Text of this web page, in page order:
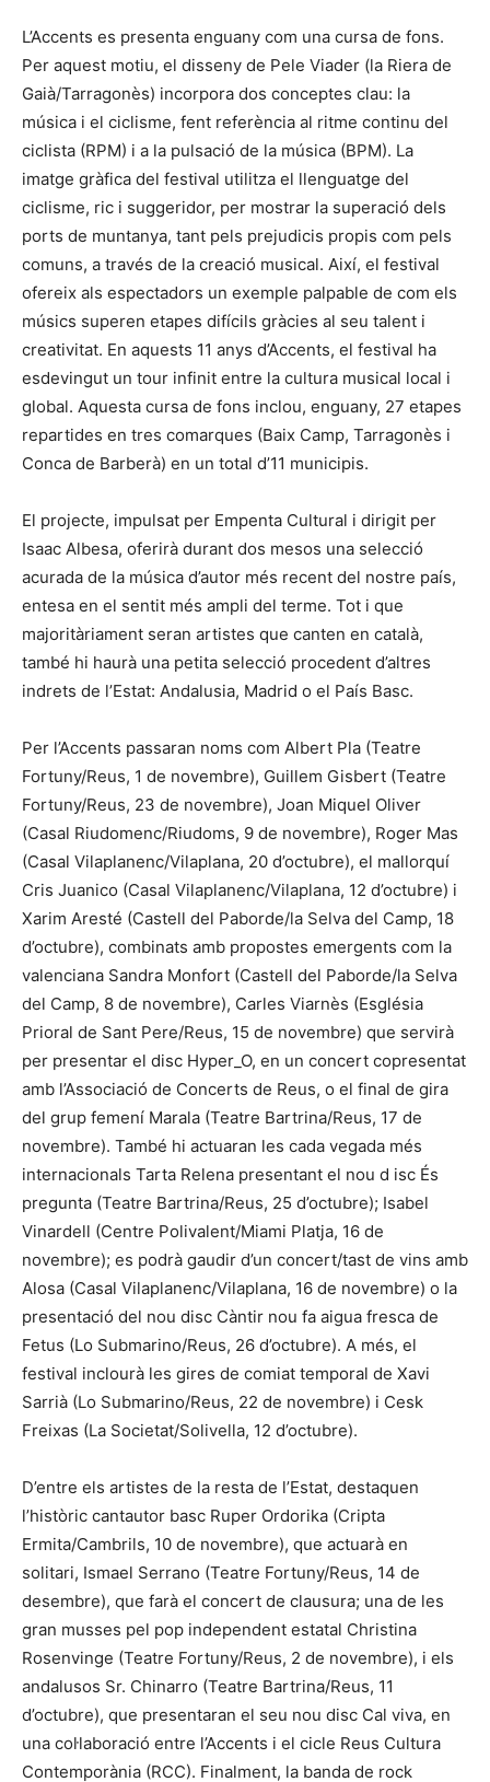
L’Accents es presenta enguany com una cursa de fons.
Per aquest motiu, el disseny de Pele Viader (la Riera de
Gaià/Tarragonès) incorpora dos conceptes clau: la
música i el ciclisme, fent referència al ritme continu del
ciclista (RPM) i a la pulsació de la música (BPM). La
imatge gràfica del festival utilitza el llenguatge del
ciclisme, ric i suggeridor, per mostrar la superació dels
ports de muntanya, tant pels prejudicis propis com pels
comuns, a través de la creació musical. Així, el festival
ofereix als espectadors un exemple palpable de com els
músics superen etapes difícils gràcies al seu talent i
creativitat. En aquests 11 anys d’Accents, el festival ha
esdevingut un tour infinit entre la cultura musical local i
global. Aquesta cursa de fons inclou, enguany, 27 etapes
repartides en tres comarques (Baix Camp, Tarragonès i
Conca de Barberà) en un total d’11 municipis.
El projecte, impulsat per Empenta Cultural i dirigit per
Isaac Albesa, oferirà durant dos mesos una selecció
acurada de la música d’autor més recent del nostre país,
entesa en el sentit més ampli del terme. Tot i que
majoritàriament seran artistes que canten en català,
també hi haurà una petita selecció procedent d’altres
indrets de l’Estat: Andalusia, Madrid o el País Basc.
Per l’Accents passaran noms com Albert Pla (Teatre
Fortuny/Reus, 1 de novembre), Guillem Gisbert (Teatre
Fortuny/Reus, 23 de novembre), Joan Miquel Oliver
(Casal Riudomenc/Riudoms, 9 de novembre), Roger Mas
(Casal Vilaplanenc/Vilaplana, 20 d’octubre), el mallorquí
Cris Juanico (Casal Vilaplanenc/Vilaplana, 12 d’octubre) i
Xarim Aresté (Castell del Paborde/la Selva del Camp, 18
d’octubre), combinats amb propostes emergents com la
valenciana Sandra Monfort (Castell del Paborde/la Selva
del Camp, 8 de novembre), Carles Viarnès (Església
Prioral de Sant Pere/Reus, 15 de novembre) que servirà
per presentar el disc Hyper_O, en un concert copresentat
amb l’Associació de Concerts de Reus, o el final de gira
del grup femení Marala (Teatre Bartrina/Reus, 17 de
novembre). També hi actuaran les cada vegada més
internacionals Tarta Relena presentant el nou d isc És
pregunta (Teatre Bartrina/Reus, 25 d’octubre); Isabel
Vinardell (Centre Polivalent/Miami Platja, 16 de
novembre); es podrà gaudir d’un concert/tast de vins amb
Alosa (Casal Vilaplanenc/Vilaplana, 16 de novembre) o la
presentació del nou disc Càntir nou fa aigua fresca de
Fetus (Lo Submarino/Reus, 26 d’octubre). A més, el
festival inclourà les gires de comiat temporal de Xavi
Sarrià (Lo Submarino/Reus, 22 de novembre) i Cesk
Freixas (La Societat/Solivella, 12 d’octubre).
D’entre els artistes de la resta de l’Estat, destaquen
l’històric cantautor basc Ruper Ordorika (Cripta
Ermita/Cambrils, 10 de novembre), que actuarà en
solitari, Ismael Serrano (Teatre Fortuny/Reus, 14 de
desembre), que farà el concert de clausura; una de les
gran musses pel pop independent estatal Christina
Rosenvinge (Teatre Fortuny/Reus, 2 de novembre), i els
andalusos Sr. Chinarro (Teatre Bartrina/Reus, 11
d’octubre), que presentaran el seu nou disc Cal viva, en
una col·laboració entre l’Accents i el cicle Reus Cultura
Contemporània (RCC). Finalment, la banda de rock